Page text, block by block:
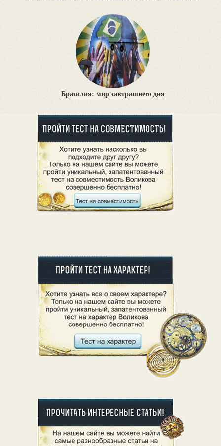
Бразилия: мир завтрашнего дня